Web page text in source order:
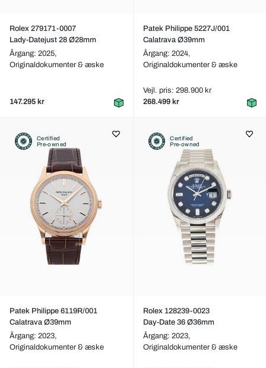
Rolex 279171-0007
Lady-Datejust 28 Ø28mm
Årgang: 2025,
Originaldokumenter & æske
147.295 kr
Patek Philippe 5227J/001
Calatrava Ø39mm
Årgang: 2024,
Originaldokumenter & æske
Vejl. pris: 298.900 kr
268.499 kr
Certified
Pre-owned
Patek Philippe 6119R/001
Calatrava Ø39mm
Årgang: 2023,
Originaldokumenter & æske
Certified
Pre-owned
Rolex 128239-0023
Day-Date 36 Ø36mm
Årgang: 2023,
Originaldokumenter & æske